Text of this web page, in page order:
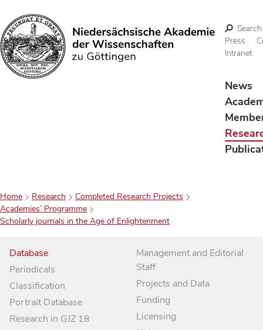
Search
Search
Press
Intranet
News
Home Research
Completed Research Projects
Academies’ Programme
Scholarly journals in the Age of Enlightenment
Database
Periodicals
Classification
Portrait Database
Research in GJZ 18
Management and Editorial
Staff
Projects and Data
Funding
Licensing